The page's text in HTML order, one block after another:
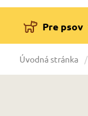
Pre psov
Úvodná stránka